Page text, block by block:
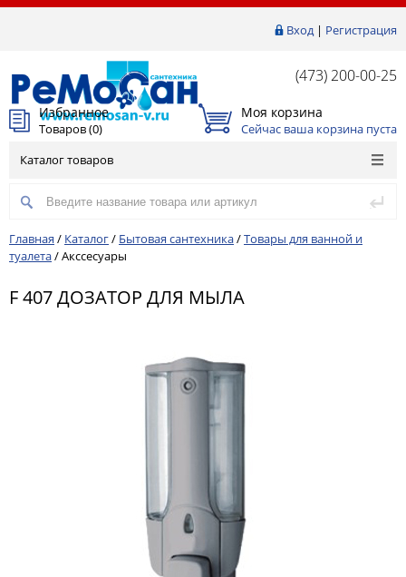
Вход| Регистрация
(473) 200-00-25
Избранное
Товаров (0)
Моя корзина
Сейчас ваша корзина пуста
Каталог товаров
Главная / Каталог/ Бытовая сантехника/Товары для ванной и
туалета/Акссесуары
F 407 ДОЗАТОР ДЛЯ МЫЛА